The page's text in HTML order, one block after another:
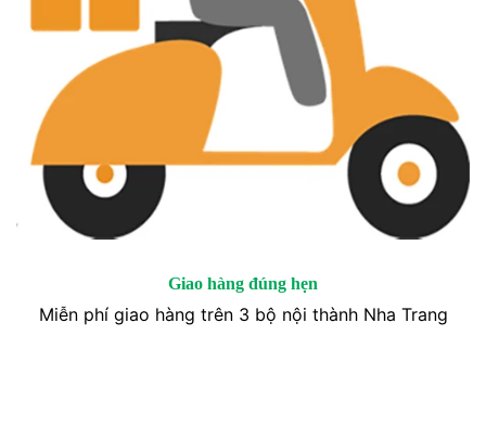
Giao hàng đúng hẹn
Miễn phí giao hàng trên 3 bộ nội thành Nha Trang